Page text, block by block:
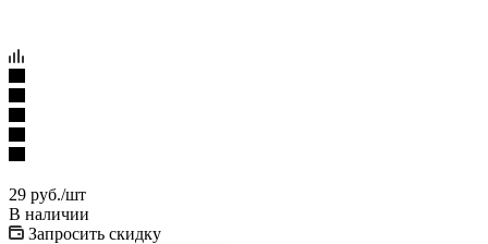
29 руб./шт
В наличии
Запросить скидку